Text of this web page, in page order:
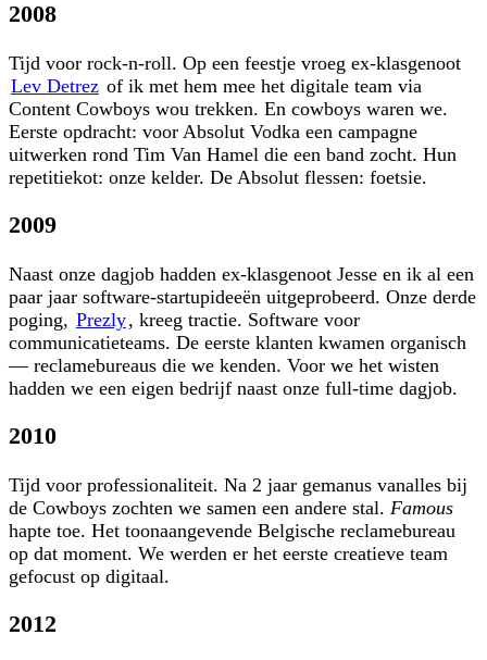
2008
Tijd voor rock-n-roll. Op een feestje vroeg ex-klasgenoot
Lev Detrez of ik met hem mee het digitale team via
Content Cowboys wou trekken. En cowboys waren we.
Eerste opdracht: voor Absolut Vodka een campagne
uitwerken rond Tim Van Hamel die een band zocht. Hun
repetitiekot: onze kelder. De Absolut flessen: foetsie.
2009
Naast onze dagjob hadden ex-klasgenoot Jesse en ik al een
paar jaar software-startupideeën uitgeprobeerd. Onze derde
poging, Prezly, kreeg tractie. Software voor
communicatieteams. De eerste klanten kwamen organisch
— reclamebureaus die we kenden. Voor we het wisten
hadden we een eigen bedrijf naast onze full-time dagjob.
2010
Tijd voor professionaliteit. Na 2 jaar gemanus vanalles bij
de Cowboys zochten we samen een andere stal. Famous
hapte toe. Het toonaangevende Belgische reclamebureau
op dat moment. We werden er het eerste creatieve team
gefocust op digitaal.
2012